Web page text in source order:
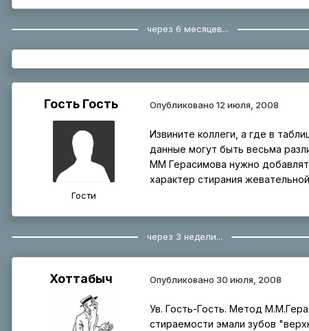
через 6 месяцев...
Гость Гость
Гости
Опубликовано 12 июля, 2008
Извините коллеги, а где в
данные могут быть весьма
ММ Герасимова нужно
характер стирания
через 3 недели...
Хоттабыч Опубликовано 30 июля, 2008
Ув. Гость-Гость. Метод
стираемости эмали зубов